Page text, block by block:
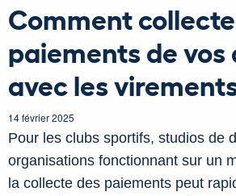
Comment
paiements de vos
avec les
14 février 2025
Pour les clubs sportifs, studios de
organisations fonctionnant sur un
la collecte des paiements peut